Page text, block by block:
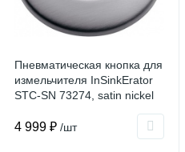
Пневматическая кнопка для
измельчителя InSinkErator
STC-SN 73274, satin nickel
4 999 ₽ /шт